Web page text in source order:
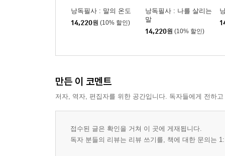
낭독필사 : 말의 온도
14,220원 (10% 할인)
낭독필사 : 나를 살리는
말
14,220원 (10% 할인)
만든 이 코멘트
저자, 역자, 편집자를 위한 공간입니다. 독자들에게 전하
접수된 글은 확인을 거쳐 이 곳에 게재됩니다.
독자 분들의 리뷰는 리뷰 쓰기를, 책에 대한 문의는